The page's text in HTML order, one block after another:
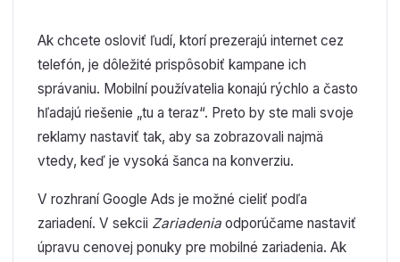
Ak chcete osloviť ľudí, ktorí prezerajú internet cez
telefón, je dôležité prispôsobiť kampane ich
správaniu. Mobilní používatelia konajú rýchlo a často
hľadajú riešenie „tu a teraz“. Preto by ste mali svoje
reklamy nastaviť tak, aby sa zobrazovali najmä
vtedy, keď je vysoká šanca na konverziu.
V rozhraní Google Ads je možné cieliť podľa
zariadení. V sekcii Zariadeniaodporúčame nastaviť
úpravu cenovej ponuky pre mobilné zariadenia. Ak